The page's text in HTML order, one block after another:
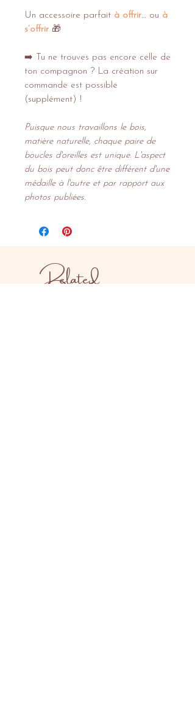
Un accessoire parfait à offrir… ou à
s’offrir ​🎁​
➡️​ Tu ne trouves pas encore celle de
ton compagnon ? La création sur
commande est possible
(supplément) !
Puisque nous travaillons le bois,
matière naturelle, chaque paire de
boucles d'oreilles est unique. L'aspect
du bois peut donc être différent d'une
médaille à l'autre et par rapport aux
photos publiées.
Related
Products